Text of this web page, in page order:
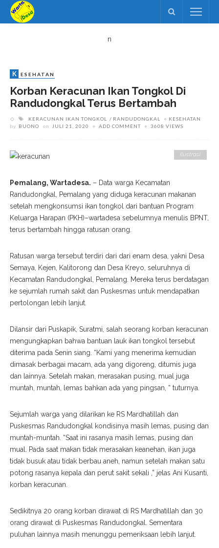
n
K ESEHATAN
Korban Keracunan Ikan Tongkol Di
Randudongkal Terus Bertambah
KERACUNAN IKAN TONGKOL RANDUDONGKAL
KESEHATAN
by BUONO on JULI 21, 2020 ADD COMMENT 3608 VIEWS
Ilustrasi
Pemalang, Wartadesa. – Data warga Kecamatan
Randudongkal, Pemalang yang diduga keracunan makanan
setelah mengkonsumsi ikan tongkol dari bantuan Program
Keluarga Harapan (PKH)–wartadesa sebelumnya menulis BPNT,
terus bertambah hingga ratusan orang.
Ratusan warga tersebut terdiri dari dari enam desa, yakni Desa
Semaya, Kejen, Kalitorong dan Desa Kreyo, seluruhnya di
Kecamatan Randudongkal, Pemalang. Mereka terus berdatagan
ke sejumlah rumah sakit dan Puskesmas untuk mendapatkan
pertolongan lebih lanjut.
Dilansir dari Puskapik, Suratmi, salah seorang korban keracunan
mengungkapkan bahwa bantuan lauk ikan tongkol tersebut
diterima pada Senin siang. “Kami yang menerima kemudian
dimasak berbagai macam, ada yang digoreng, ditumis juga
dan lainnya. Setelah makan, merasakan pusing, mual juga
muntah, muntah, lemas bahkan ada yang pingsan, “ tuturnya.
Sejumlah warga yang dilarikan ke RS Mardhatillah dan
Puskesmas Randudongkal kondisinya masih lemas, pusing dan
muntah-muntah. “Saat ini rasanya masih lemas, pusing dan
mual. Pada saat makan tidak merasakan keanehan, ikan juga
tidak busuk atau tidak berbau aneh, namun setelah makan satu
potong rasanya kepala dan perut sakit sekali ,” jelas Ani Kusanti,
korban keracunan.
Sedikitnya 20 orang korban dirawat di RS Mardhatillah dan 30
orang dirawat di Puskesmas Randudongkal. Sementara
puluhan lainnya masih menunggu pemeriksaan lebih lanjut.